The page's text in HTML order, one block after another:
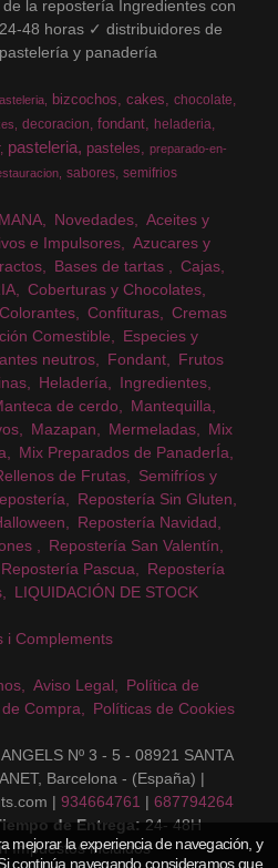
la repostería Ingredientes con
48 horas ✓ distribuidores de
y panadería
bizcochos cakes chocolate
decoracion fondant
heladeria
pasteleria pasteles
preparado-en-
sabores semifrios
Novedades
Aceites y
e Impulsores
Azucares y
Bases de tartas
Cajas
Coberturas y Chocolates
Colorantes Confituras
Cremas
Comestible
Especies y
neutros Fondant
Frutos
Heladería
Ingredientes
de cerdo
Mantequilla
Mazapan Mermeladas
Mix
Mix Preparados de PanaderÍa
de Frutas
Semifríos y
Repostería Sin Gluten
Repostería Navidad
Repostería San Valentín
Repostería Pascua
Repostería
LIQUIDACIÓN DE STOCK
i Complements
Aviso Legal
Política de
Compra Políticas de Cookies
Nº 3 - 5 - 08921 SANTA
Barcelona - (España) |
| 934664761 | 687794264
de Entrega: 24- 48H
Impuestos incluidos
mejorar la experiencia de navegación, y
continúa navegando consideramos que